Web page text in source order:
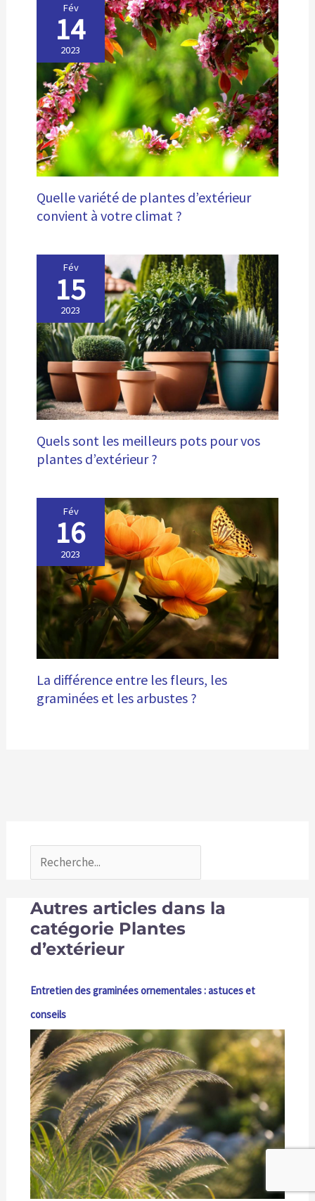
Fév
14
2023
Quelle variété de plantes d’extérieur
convient à votre climat ?
Fév
15
2023
Quels sont les meilleurs pots pour vos
plantes d’extérieur ?
Fév
16
2023
La différence entre les fleurs, les
graminées et les arbustes ?
Autres articles dans la
catégorie Plantes
d’extérieur
Entretien des graminées ornementales : astuces et
conseils